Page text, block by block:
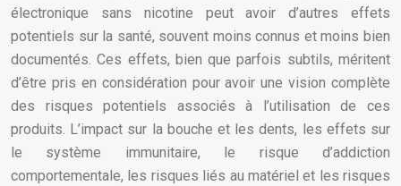
électronique sans nicotine peut avoir d’autres effets
potentiels sur la santé, souvent moins connus et moins bien
documentés. Ces effets, bien que parfois subtils, méritent
d’être pris en considération pour avoir une vision complète
des risques potentiels associés à l’utilisation de ces
produits. L’impact sur la bouche et les dents, les effets sur
le système immunitaire, le risque d’addiction
comportementale, les risques liés au matériel et les risques